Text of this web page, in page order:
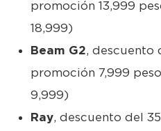
promoción 13,999
18,999)
Beam G2, descuento
promoción 7,999
9,999)
Ray, descuento del